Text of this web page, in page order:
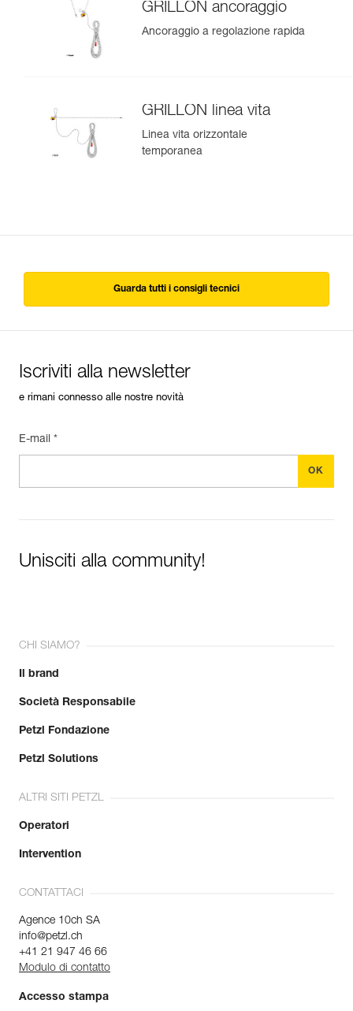
GRILLON ancoraggio
Ancoraggio a regolazione rapida
GRILLON linea vita
Linea vita orizzontale
temporanea
Guarda tutti i consigli tecnici
Iscriviti alla newsletter
e rimani connesso alle nostre novità
E-mail *
Unisciti alla community!
CHI SIAMO?
Il brand
Società Responsabile
Petzl Fondazione
Petzl Solutions
ALTRI SITI PETZL
Operatori
Intervention
CONTATTACI
Agence 10ch SA
info@petzl.ch
+41 21 947 46 66
Modulo di contatto
Accesso stampa